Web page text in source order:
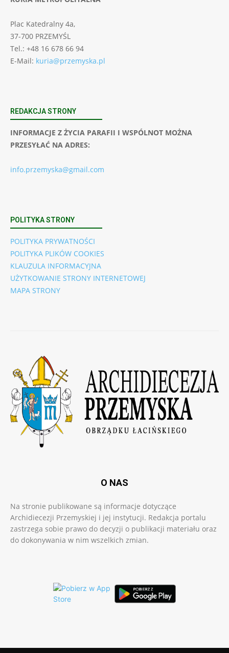
Plac Katedralny 4a,
37-700 PRZEMYŚL
Tel.: +48 16 678 66 94
E-Mail: kuria@przemyska.pl
REDAKCJA STRONY
INFORMACJE Z ŻYCIA PARAFII I WSPÓLNOT MOŻNA
PRZESYŁAĆ NA ADRES:
info.przemyska@gmail.com
POLITYKA STRONY
POLITYKA PRYWATNOŚCI
POLITYKA PLIKÓW COOKIES
KLAUZULA INFORMACYJNA
UŻYTKOWANIE STRONY INTERNETOWEJ
MAPA STRONY
O NAS
Na stronie publikowane są informacje dotyczące
Archidiecezji Przemyskiej i jej instytucji. Redakcja portalu
zastrzega sobie prawo do decyzji o publikacji materiału oraz
do dokonywania w nim wszelkich zmian.